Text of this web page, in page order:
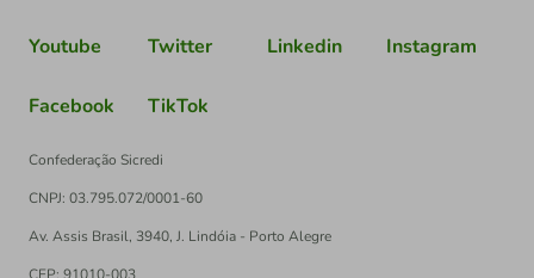
Youtube Twitter Linkedin Instagram
Facebook TikTok
Confederação Sicredi
CNPJ: 03.795.072/0001-60
Av. Assis Brasil, 3940, J. Lindóia - Porto Alegre
CEP: 91010-003